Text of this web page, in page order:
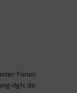
Forum
dgfc.de